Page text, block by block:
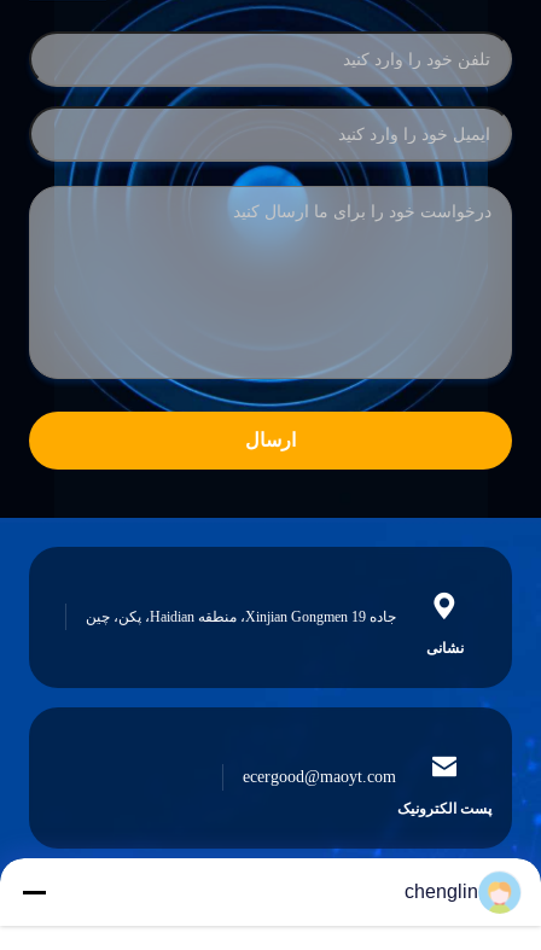
ارسال
نشانی
جاده 19 Xinjian Gongmen، منطقه Haidian، پکن، چین
پست الکترونیک
ecergood@maoyt.com
chenglin